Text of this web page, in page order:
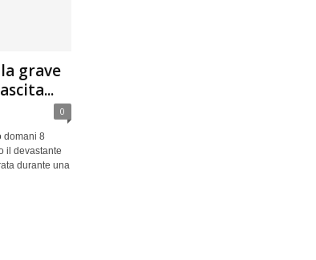
grave
0
domani 8
il devastante
durante una